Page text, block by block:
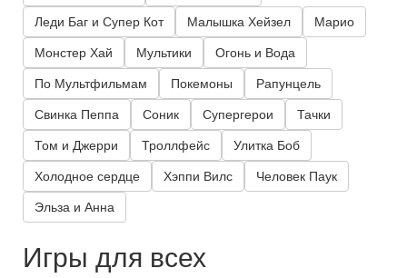
Леди Баг и Супер Кот Малышка Хейзел Марио
Монстер Хай Мультики Огонь и Вода
По Мультфильмам Покемоны Рапунцель
Свинка Пеппа Соник Супергерои Тачки
Том и Джерри Троллфейс Улитка Боб
Холодное сердце Хэппи Вилс Человек Паук
Эльза и Анна
Игры для всех